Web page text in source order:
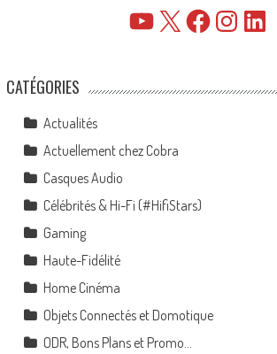
YouTube FacebookInstagramLinkedIn
CATÉGORIES
Actualités
Actuellement chez Cobra
Casques Audio
Célébrités & Hi-Fi (#HifiStars)
Gaming
Haute-Fidélité
Home Cinéma
Objets Connectés et Domotique
ODR, Bons Plans et Promo…